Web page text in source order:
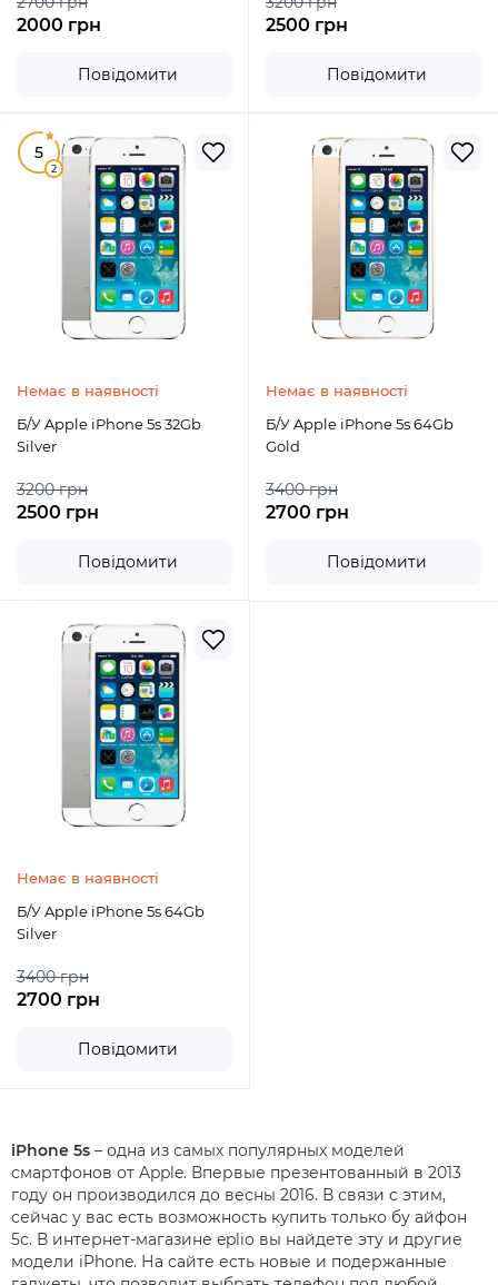
2000 грн
Повідомити
2500 грн
Повідомити
5
2
Немає в наявності
Б/У Apple iPhone 5s 32Gb
Silver
3200 грн
2500 грн
Повідомити
Немає в наявності
Б/У Apple iPhone 5s 64Gb
Gold
3400 грн
2700 грн
Повідомити
Немає в наявності
Б/У Apple iPhone 5s 64Gb
Silver
3400 грн
2700 грн
Повідомити
iPhone 5s – одна из самых популярных моделей
смартфонов от Apple. Впервые презентованный в 2013
году он производился до весны 2016. В связи с этим,
сейчас у вас есть возможность купить только бу айфон
5с. В интернет-магазине eplio вы найдете эту и другие
модели iPhone. На сайте есть новые и подержанные